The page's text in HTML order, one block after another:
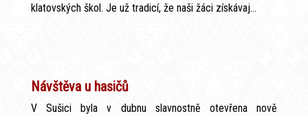
klatovských škol. Je už tradicí, že naši žáci získávaj...
Návštěva u hasičů
V Sušici byla v dubnu slavnostně otevřena nově